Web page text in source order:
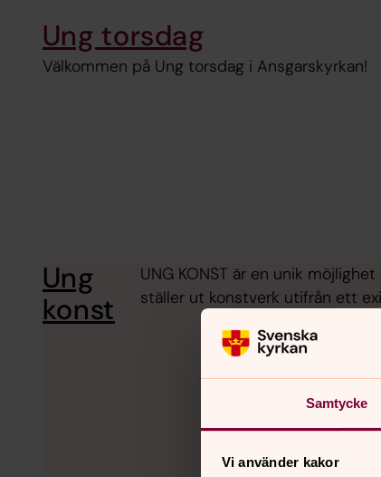
Samtycke
Vi använder kakor
Ung torsdag
Välkommen på Ung torsdag i Ansgarskyrkan!
Ung
konst
UNG KONST är en unik
ställer ut konstverk utifrån ett